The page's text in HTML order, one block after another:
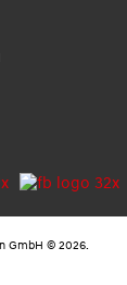
GmbH © 2026